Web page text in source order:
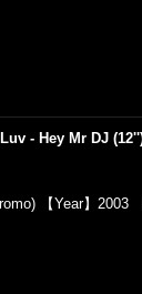
- Hey Mr DJ
【Year】2003